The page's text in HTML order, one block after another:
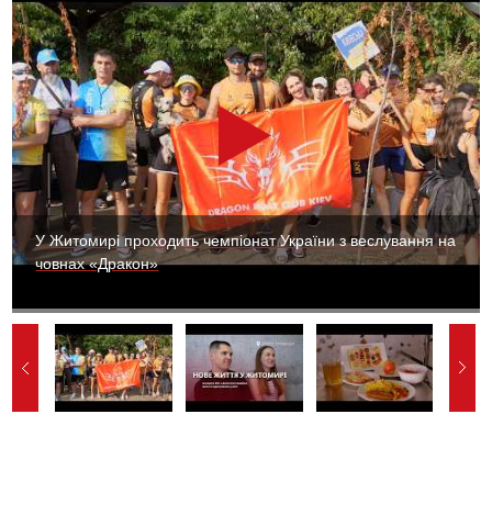
У Житомирі проходить чемпіонат України з веслування на
човнах «Дракон»